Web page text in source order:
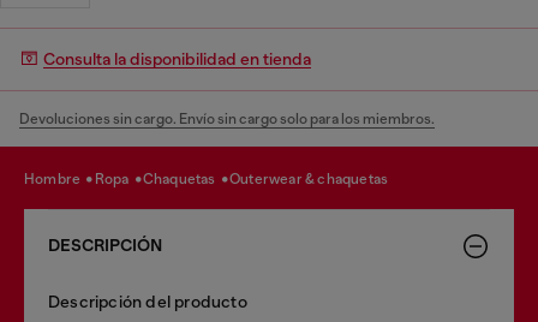
Consulta la disponibilidad en tienda
Devoluciones sin cargo. Envío sin cargo solo para los miembros.
hombre ropa chaquetas outerwear & chaquetas
DESCRIPCIÓN
Descripción del producto